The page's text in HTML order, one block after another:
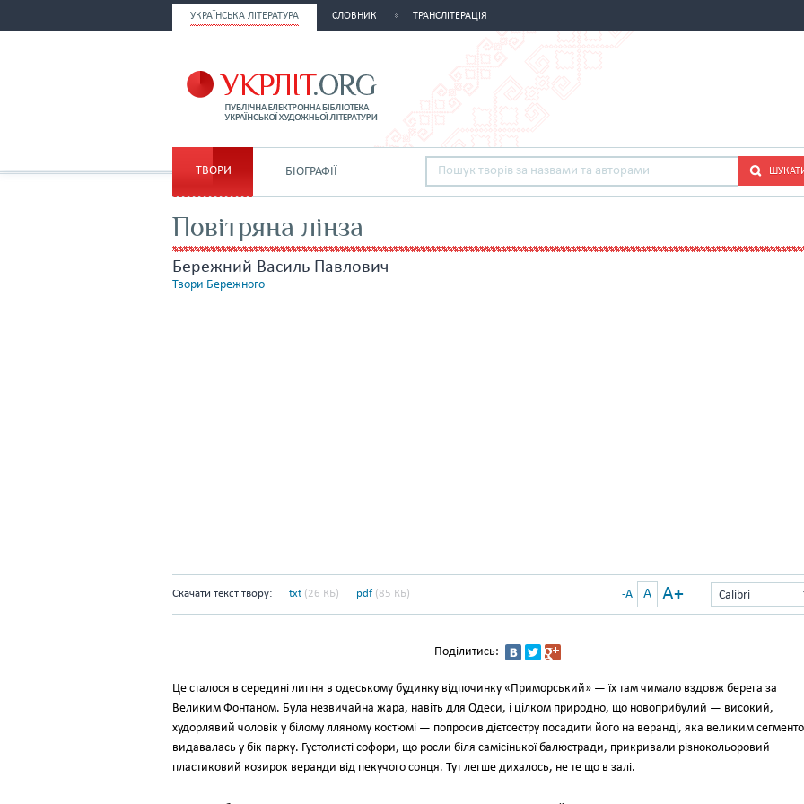
УКРАЇНСЬКА ЛІТЕРАТУРА СЛОВНИК ТРАНСЛІТЕРАЦІЯ
ТВОРИ БІОГРАФІЇ
Повітряна лінза
Бережний Василь Павлович
Твори Бережного
Скачати текст твору: txt (26 КБ) pdf (85 КБ) Calibri
-A A A+
Поділитись:
Це сталося в середині липня в одеському будинку відпочинку «Приморський» — їх там чимало вздовж берега за
Великим Фонтаном. Була незвичайна жара, навіть для Одеси, і цілком природно, що новоприбулий — високий,
худорлявий чоловік у білому лляному костюмі — попросив дієтсестру посадити його на веранді, яка великим
видавалась у бік парку. Густолисті софори, що росли біля самісінької балюстради, прикривали різнокольоровий
пластиковий козирок веранди від пекучого сонця. Тут легше дихалось, не те що в залі.